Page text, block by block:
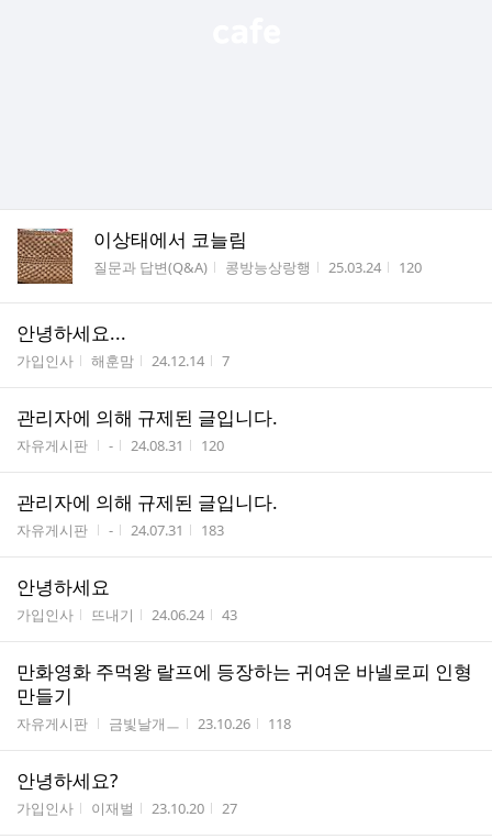
이상태에서 코늘림
게시판명
질문과 답변(Q&A) 작성자
콩방능상랑행 작성시간
25.03.24 조회수
120
안녕하세요...
게시판명
가입인사 작성자
해훈맘 작성시간
24.12.14 조회수
7
관리자에 의해 규제된 글입니다.
게시판명
자유게시판 작성자
- 작성시간
24.08.31 조회수
120
관리자에 의해 규제된 글입니다.
게시판명
자유게시판 작성자
- 작성시간
24.07.31 조회수
183
안녕하세요
게시판명
가입인사 작성자
뜨내기 작성시간
24.06.24 조회수
43
만화영화 주먹왕 랄프에 등장하는 귀여운 바넬로피 인형
만들기
게시판명
자유게시판 작성자
금빛날개ㅡ 작성시간
23.10.26 조회수
118
안녕하세요?
게시판명
가입인사 작성자
이재벌 작성시간
23.10.20 조회수
27